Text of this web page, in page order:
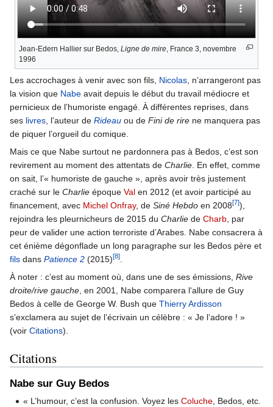
Jean-Edern Hallier sur Bedos, Ligne de mire, France 3, novembre
1996
Les accrochages à venir avec son fils, Nicolas, n’arrangeront pas
la vision que Nabe avait depuis le début du travail médiocre et
pernicieux de l’humoriste engagé. À différentes reprises, dans
ses livres, l’auteur de Rideau ou de Fini de rire ne manquera pas
de piquer l’orgueil du comique.
Mais ce que Nabe surtout ne pardonnera pas à Bedos, c’est son
revirement au moment des attentats de Charlie. En effet, comme
on sait, l’« humoriste de gauche », après avoir très justement
craché sur le Charlie époque Val en 2012 (et avoir participé au
financement, avec Michel Onfray, de Siné Hebdo en 2008[7]),
rejoindra les pleurnicheurs de 2015 du Charlie de Charb, par
peur de valider une action terroriste d’Arabes. Nabe consacrera à
cet énième dégonflade un long paragraphe sur les Bedos père et
fils dans Patience 2 (2015)[8].
À noter : c’est au moment où, dans une de ses émissions, Rive
droite/rive gauche, en 2001, Nabe comparera l‘allure de Guy
Bedos à celle de George W. Bush que Thierry Ardisson
s’exclamera au sujet de l’écrivain un célèbre : « Je l’adore ! »
(voir Citations).
Citations
Nabe sur Guy Bedos
« L’humour, c’est la confusion. Voyez lesColuche, Bedos, etc.